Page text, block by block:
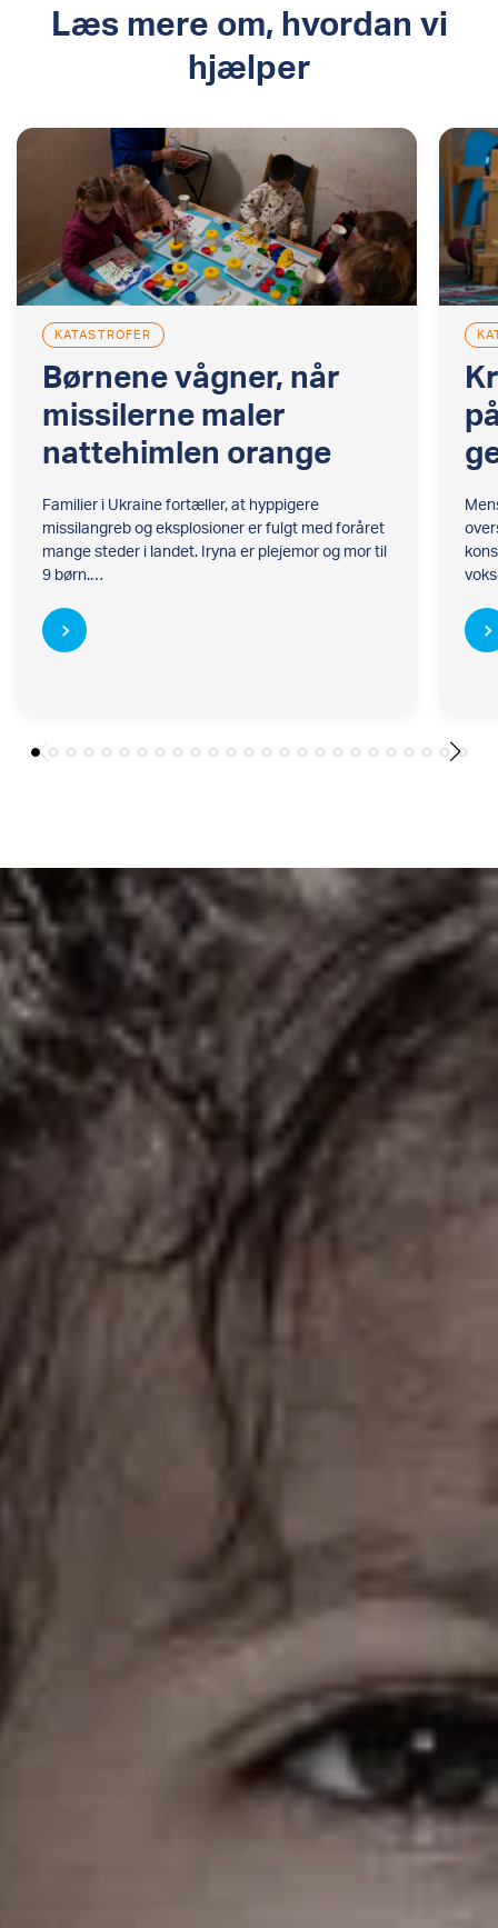
Læs mere om, hvordan vi
hjælper
KATASTROFER
Børnene vågner, når
missilerne maler
nattehimlen orange
Familier i Ukraine fortæller, at hyppigere
missilangreb og eksplosioner er fulgt med foråret
mange steder i landet. Iryna er plejemor og mor til
9 børn.…